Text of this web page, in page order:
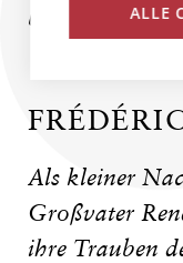
begleitet.
Als kleiner
Großvater
ihre Trauben
ALLE